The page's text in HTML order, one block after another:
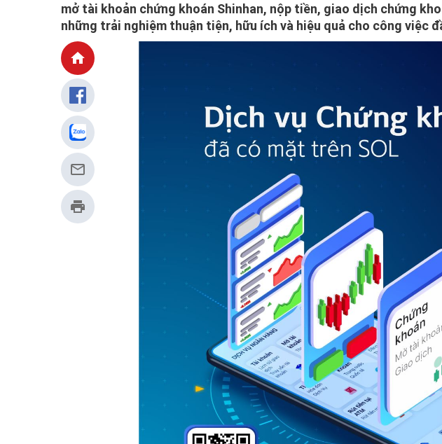
mở tài khoản chứng khoán Shinhan, nộp tiền, giao dịch chứng
những trải nghiệm thuận tiện, hữu ích và hiệu quả cho công việc